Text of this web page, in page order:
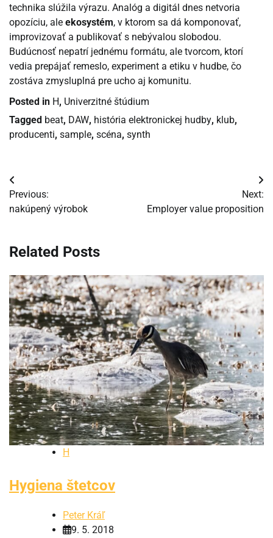
technika slúžila výrazu. Analóg a digitál dnes netvoria
opozíciu, ale ekosystém, v ktorom sa dá komponovať,
improvizovať a publikovať s nebývalou slobodou.
Budúcnosť nepatrí jednému formátu, ale tvorcom, ktorí
vedia prepájať remeslo, experiment a etiku v hudbe, čo
zostáva zmysluplná pre ucho aj komunitu.
Posted in H, Univerzitné štúdium
Tagged beat, DAW, história elektronickej hudby, klub,
producenti, sample, scéna, synth
Navigácia
v
Previous:
nakúpený výrobok
Next:
Employer value proposition
Related Posts
H
Hygiena štetcov
Peter Kráľ
9. 5. 2018